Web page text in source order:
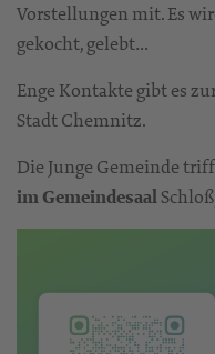
Vorstellungen mit. Es
gekocht, gelebt…
Enge Kontakte gibt es
Stadt Chemnitz.
Die Junge Gemeinde
im Gemeindesaal